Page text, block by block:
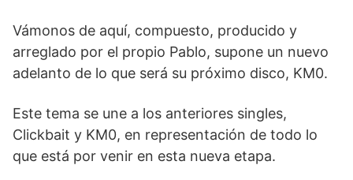
Vámonos de aquí, compuesto, producido y
arreglado por el propio Pablo, supone un nuevo
adelanto de lo que será su próximo disco, KM0.
Este tema se une a los anteriores singles,
Clickbait y KM0, en representación de todo lo
que está por venir en esta nueva etapa.